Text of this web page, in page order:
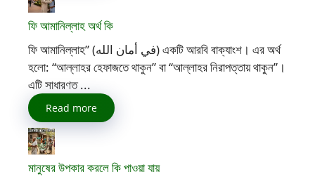
ফি আমানিল্লাহ অর্থ কি
ফি আমানিল্লাহ” (في أمان الله) একটি আরবি বাক্যাংশ। এর অর্থ
হলো: “আল্লাহর হেফাজতে থাকুন” বা “আল্লাহর নিরাপত্তায় থাকুন”।
এটি সাধারণত ...
Read more
মানুষের উপকার করলে কি পাওয়া যায়